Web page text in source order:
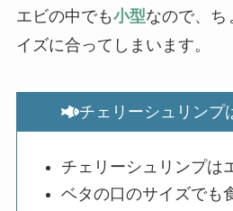
エビの中でも小型なので、ち
イズに合ってしまいます。
チェリーシュリンプ
チェリーシュリンプは
ベタの口のサイズでも